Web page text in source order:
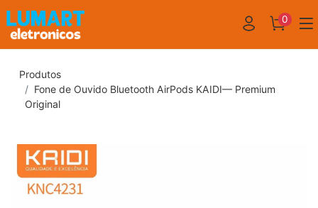
0
Produtos
Fone de Ouvido Bluetooth AirPods KAIDI— Premium
Original